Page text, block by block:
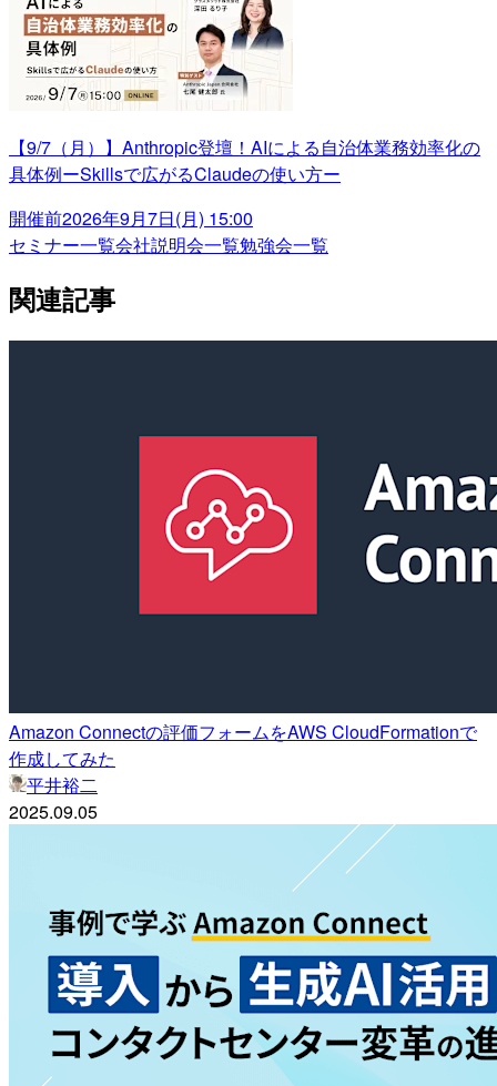
【9/7（月）】Anthropic登壇！AIによる自治体業務効率化の
具体例ーSkillsで広がるClaudeの使い方ー
開催前2026年9月7日(月) 15:00
セミナー一覧会社説明会一覧勉強会一覧
関連記事
Amazon Connectの評価フォームをAWS CloudFormationで
作成してみた
平井裕二
2025.09.05